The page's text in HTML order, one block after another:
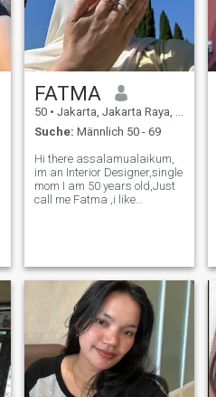
FATMA
50 • Jakarta, Jakarta Raya, Indonesien
Suche: Männlich 50 - 69
Hi there assalamualaikum,
im an Interior Designer,single
mom I am 50 years old,Just
call me Fatma ,i like
commitment one important
thing man with loyalt